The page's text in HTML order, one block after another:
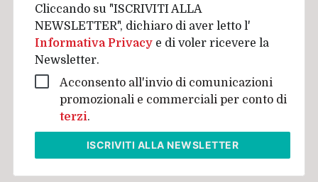
Cliccando su "ISCRIVITI ALLA
NEWSLETTER", dichiaro di aver letto l'
Informativa Privacy e di voler ricevere la
Newsletter.
Acconsento all'invio di comunicazioni
promozionali e commerciali per conto di
terzi.
ISCRIVITI ALLA NEWSLETTER